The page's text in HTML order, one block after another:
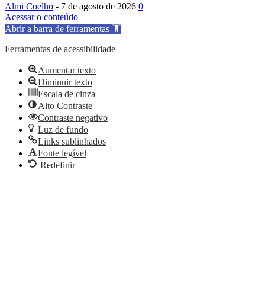
Almi Coelho - 7 de agosto de 2026 0
Acessar o conteúdo
Abrir a barra de ferramentas
Ferramentas de acessibilidade
Aumentar texto
Diminuir texto
Escala de cinza
Alto Contraste
Contraste negativo
Luz de fundo
Links sublinhados
Fonte legível
Redefinir